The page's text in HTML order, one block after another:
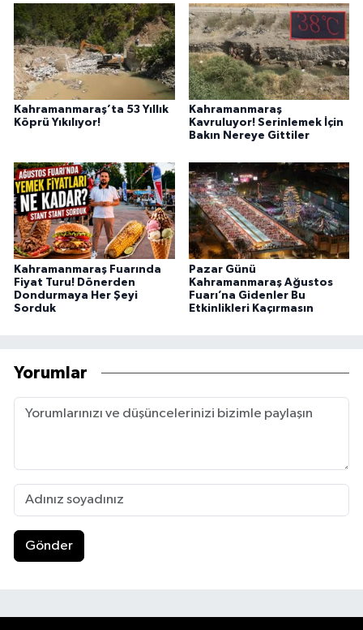
Kahramanmaraş’ta 53 Yıllık
Köprü Yıkılıyor!
Kahramanmaraş
Kavruluyor! Serinlemek İçin
Bakın Nereye Gittiler
Kahramanmaraş Fuarında
Fiyat Turu! Dönerden
Dondurmaya Her Şeyi
Sorduk
Pazar Günü
Kahramanmaraş Ağustos
Fuarı’na Gidenler Bu
Etkinlikleri Kaçırmasın
Yorumlar
Gönder